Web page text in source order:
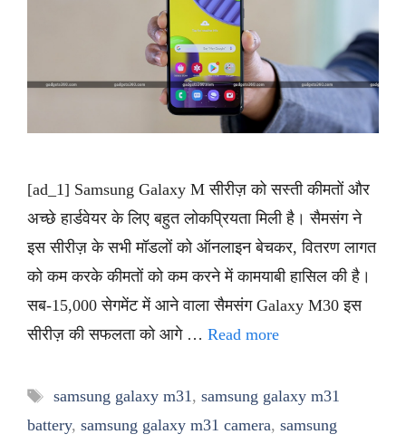
[ad_1] Samsung Galaxy M सीरीज़ को सस्ती कीमतों और
अच्छे हार्डवेयर के लिए बहुत लोकप्रियता मिली है। सैमसंग ने
इस सीरीज़ के सभी मॉडलों को ऑनलाइन बेचकर, वितरण लागत
को कम करके कीमतों को कम करने में कामयाबी हासिल की है।
सब-15,000 सेगमेंट में आने वाला सैमसंग Galaxy M30 इस
सीरीज़ की सफलता को आगे … Read more
Tags
samsung galaxy m31, samsung galaxy m31
battery, samsung galaxy m31 camera, samsung